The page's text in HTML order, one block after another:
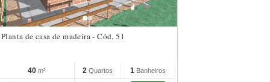
Planta de casa de madeira - Cód. 51
40 m² 2 Quartos 1 Banheiros